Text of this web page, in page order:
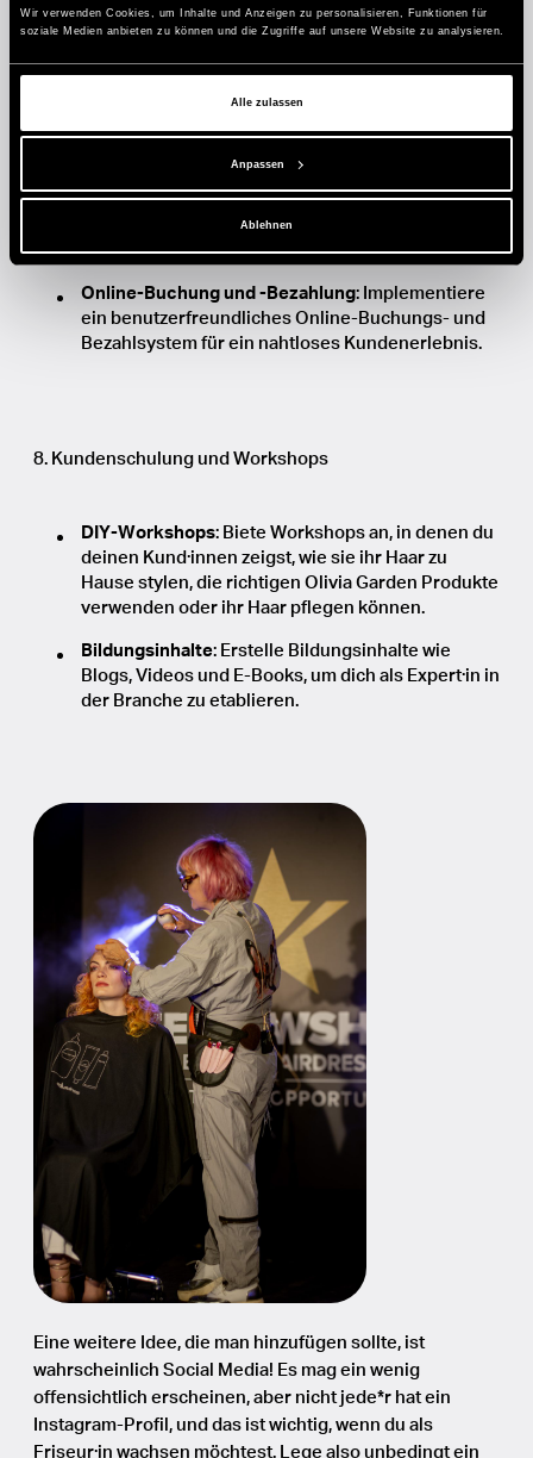
Wir verwenden Cookies, um Inhalte und Anzeigen zu personalisieren, Funktionen für
soziale Medien anbieten zu können und die Zugriffe auf unsere Website zu analysieren.
Alle zulassen
Anpassen
Ablehnen
einschließlich Probefrisuren und Day-of-Services.
7. Hightech-Salon-Erlebnis
Intelligente Spiegel: Installiere intelligente
Spiegel, die virtuelle Anproben, Augmented-
Reality-Styling und Tutorials ermöglichen.
Online-Buchung und -Bezahlung: Implementiere
ein benutzerfreundliches Online-Buchungs- und
Bezahlsystem für ein nahtloses Kundenerlebnis.
8. Kundenschulung und Workshops
DIY-Workshops: Biete Workshops an, in denen du
deinen Kund·innen zeigst, wie sie ihr Haar zu
Hause stylen, die richtigen Olivia Garden Produkte
verwenden oder ihr Haar pflegen können.
Bildungsinhalte: Erstelle Bildungsinhalte wie
Blogs, Videos und E-Books, um dich als Expert·in in
der Branche zu etablieren.
Eine weitere Idee, die man hinzufügen sollte, ist
wahrscheinlich Social Media! Es mag ein wenig
offensichtlich erscheinen, aber nicht jede*r hat ein
Instagram-Profil, und das ist wichtig, wenn du als
Friseur·in wachsen möchtest. Lege also unbedingt ein